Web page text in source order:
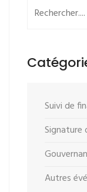
Suivi de
Signature
Autres